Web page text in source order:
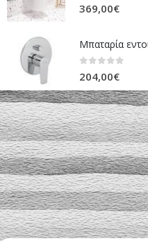
369,00€
Μπαταρία
204,00€